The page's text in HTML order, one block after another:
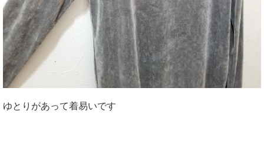
ゆとりがあって着易いです